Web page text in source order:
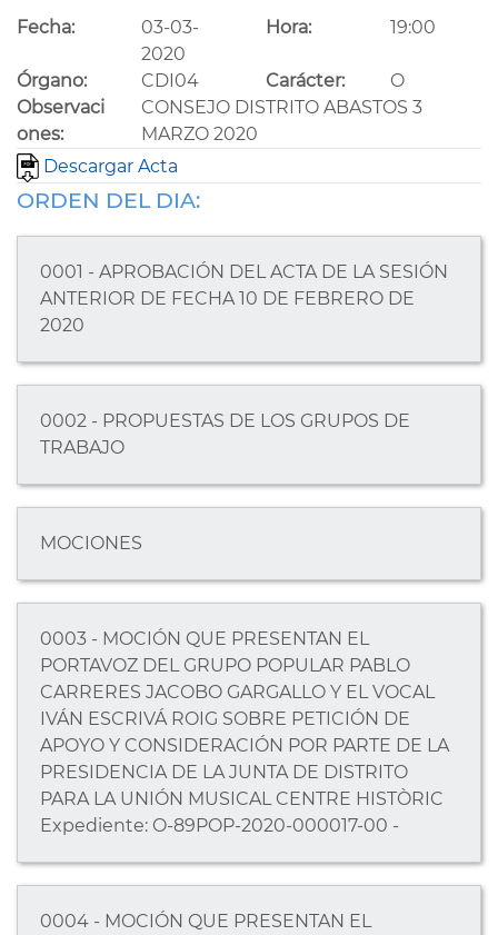
Fecha:
03-03-
2020
Hora: 19:00
Órgano: CDI04 Carácter:
O
Observaci
ones:
CONSEJO DISTRITO ABASTOS 3
MARZO 2020
Descargar Acta
ORDEN DEL DIA:
0001 - APROBACIÓN DEL ACTA DE LA SESIÓN
ANTERIOR DE FECHA 10 DE FEBRERO DE
2020
0002 - PROPUESTAS DE LOS GRUPOS DE
TRABAJO
MOCIONES
0003 - MOCIÓN QUE PRESENTAN EL
PORTAVOZ DEL GRUPO POPULAR PABLO
CARRERES JACOBO GARGALLO Y EL VOCAL
IVÁN ESCRIVÁ ROIG SOBRE PETICIÓN DE
APOYO Y CONSIDERACIÓN POR PARTE DE LA
PRESIDENCIA DE LA JUNTA DE DISTRITO
PARA LA UNIÓN MUSICAL CENTRE HISTÒRIC
Expediente: O-89POP-2020-000017-00 -
0004 - MOCIÓN QUE PRESENTAN EL